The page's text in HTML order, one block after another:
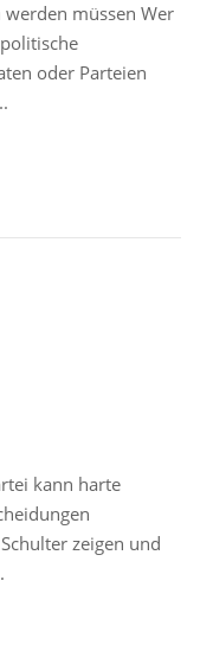
müssen Wer
oder Parteien
kann harte
zeigen und